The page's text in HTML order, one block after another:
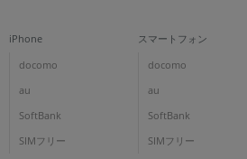
iPhone
docomo
au
SoftBank
SIMフリー
スマートフォン
docomo
au
SoftBank
SIMフリー